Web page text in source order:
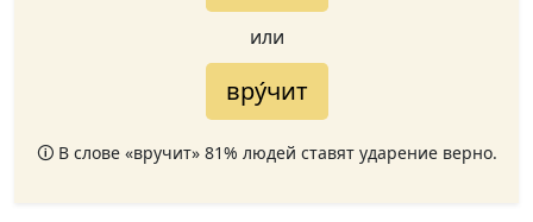
или
вру́чит
🛈 В слове «вручит» 81% людей ставят ударение верно.